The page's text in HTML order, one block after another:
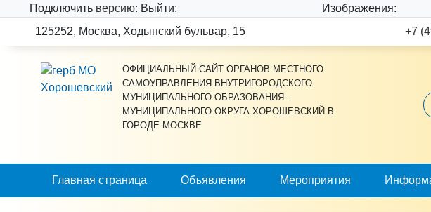
Подключить версию: Выйти: Изображения:
125252, Москва, Ходынский бульвар, 15
+7
ОФИЦИАЛЬНЫЙ САЙТ ОРГАНОВ МЕСТНОГО
САМОУПРАВЛЕНИЯ ВНУТРИГОРОДСКОГО
МУНИЦИПАЛЬНОГО ОБРАЗОВАНИЯ -
МУНИЦИПАЛЬНОГО ОКРУГА ХОРОШЕВСКИЙ В
ГОРОДЕ МОСКВЕ
Главная страница Объявления Мероприятия